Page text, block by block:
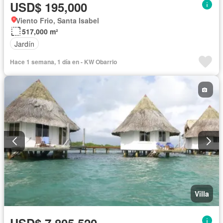
USD$ 195,000
Viento Frio, Santa Isabel
517,000 m²
Jardín
Hace 1 semana, 1 día en - KW Obarrio
Villa